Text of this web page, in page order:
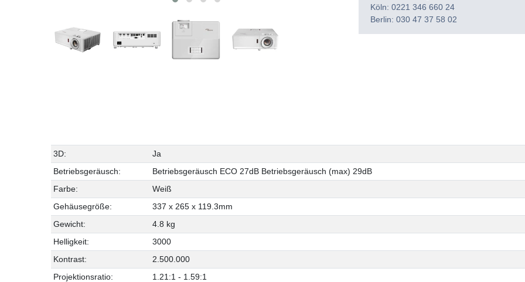
Köln: 0221 346 660 24
Berlin: 030 47 37 58 02
3D:
Ja
Betriebsgeräusch:
Betriebsgeräusch ECO 27dB Betriebsgeräusch (max) 29dB
Farbe:
Weiß
Gehäusegröße:
337 x 265 x 119.3mm
Gewicht:
4.8 kg
Helligkeit:
3000
Kontrast:
2.500.000
Projektionsratio:
1.21:1 - 1.59:1